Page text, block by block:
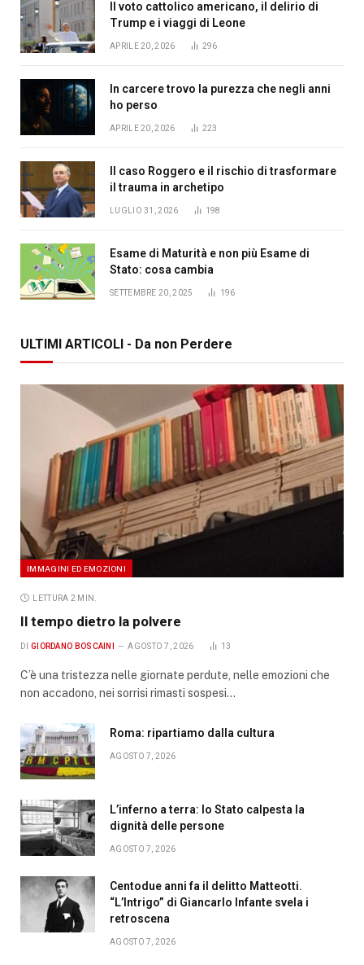
Il voto cattolico americano, il delirio di
Trump e i viaggi di Leone
APRILE 20, 2026 296
In carcere trovo la purezza che negli anni
ho perso
APRILE 20, 2026 223
Il caso Roggero e il rischio di trasformare
il trauma in archetipo
LUGLIO 31, 2026 198
Esame di Maturità e non più Esame di
Stato: cosa cambia
SETTEMBRE 20, 2025 196
ULTIMI ARTICOLI - Da non Perdere
IMMAGINI ED EMOZIONI
LETTURA 2 MIN.
Il tempo dietro la polvere
DI GIORDANO BOSCAINI AGOSTO 7, 2026 13
C’è una tristezza nelle giornate perdute, nelle emozioni che
non accadono, nei sorrisi rimasti sospesi…
Roma: ripartiamo dalla cultura
AGOSTO 7, 2026
L’inferno a terra: lo Stato calpesta la
dignità delle persone
AGOSTO 7, 2026
Centodue anni fa il delitto Matteotti.
“L’Intrigo” di Giancarlo Infante svela i
retroscena
AGOSTO 7, 2026